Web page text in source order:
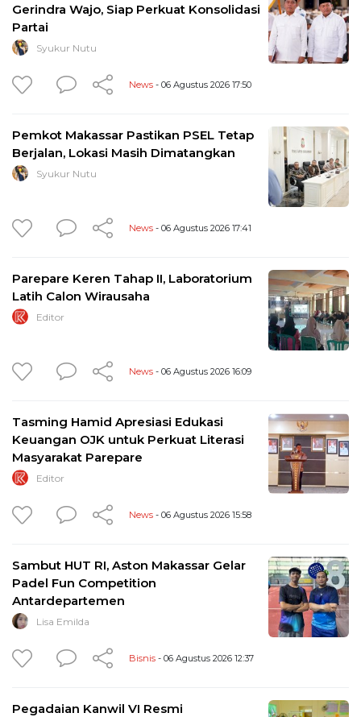
Gerindra Wajo, Siap Perkuat Konsolidasi
Partai
Syukur Nutu
News - 06 Agustus 2026 17:50
Pemkot Makassar Pastikan PSEL Tetap
Berjalan, Lokasi Masih Dimatangkan
Syukur Nutu
News - 06 Agustus 2026 17:41
Parepare Keren Tahap II, Laboratorium
Latih Calon Wirausaha
Editor
News - 06 Agustus 2026 16:09
Tasming Hamid Apresiasi Edukasi
Keuangan OJK untuk Perkuat Literasi
Masyarakat Parepare
Editor
News - 06 Agustus 2026 15:58
Sambut HUT RI, Aston Makassar Gelar
Padel Fun Competition
Antardepartemen
Lisa Emilda
Bisnis - 06 Agustus 2026 12:37
Pegadaian Kanwil VI Resmi